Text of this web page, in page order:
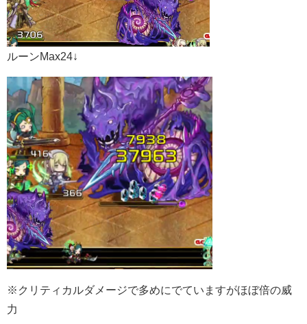
ルーンMax24↓
※クリティカルダメージで多めにでていますがほぼ倍の威
力